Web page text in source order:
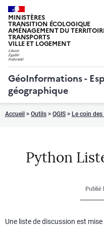
MINISTÈRES
TRANSITION ÉCOLOGIQUE
AMÉNAGEMENT DU
TRANSPORTS
VILLE ET LOGEMENT
GéoInformations -
géographique
Accueil > Outils > QGIS > Le coin
Python
Publié
Une liste de discussion est